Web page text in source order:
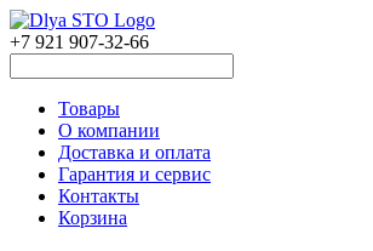
+7 921 907-32-66
Товары
О компании
Доставка и оплата
Гарантия и сервис
Контакты
Корзина